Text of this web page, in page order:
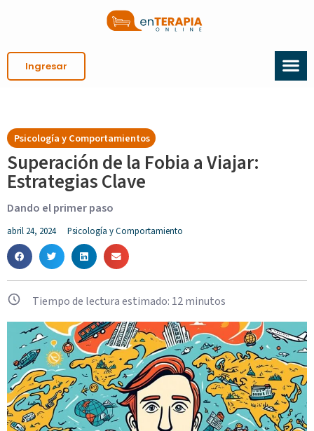
Ingresar
Psicología y Comportamientos
Superación de la Fobia a Viajar:
Estrategias Clave
Dando el primer paso
abril 24, 2024 Psicología y Comportamiento
Tiempo de lectura estimado: 12minutos